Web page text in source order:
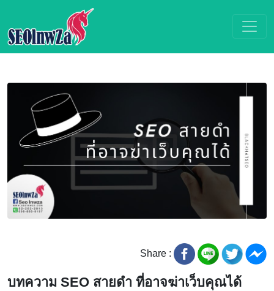
Share :
บทความ SEO สายดำ ที่อาจฆ่าเว็บคุณได้